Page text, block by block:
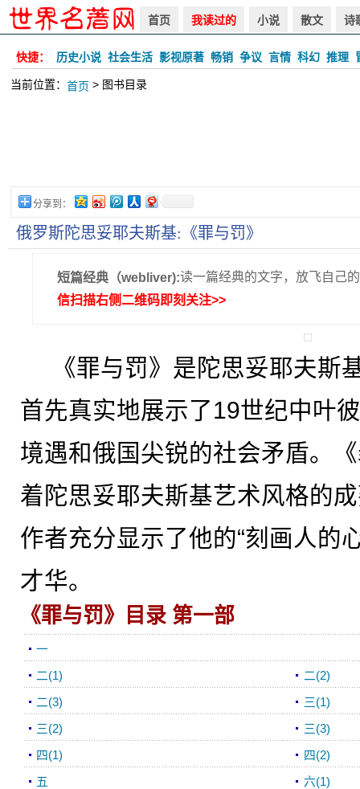
首页 我读过的 小说 散文 诗
快捷： 历史小说 社会生活 影视原著 畅销 争议 言情 科幻 推理
当前位置： 首页 > 图书目录
分享到：
俄罗斯陀思妥耶夫斯基:《罪与罚》
短篇经典（webliver):读一篇经典的文字，放飞自己
信扫描右侧二维码即刻关注>>
《罪与罚》是陀思妥耶夫斯
首先真实地展示了19世纪中叶
境遇和俄国尖锐的社会矛盾。
着陀思妥耶夫斯基艺术风格的
作者充分显示了他的“刻画人的
才华。
《罪与罚》目录 第一部
一
二(1) 二(2)
二(3) 三(1)
三(2) 三(3)
四(1) 四(2)
五 六(1)